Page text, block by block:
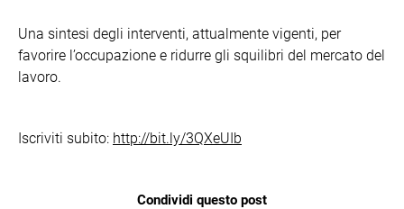
Una sintesi degli interventi, attualmente vigenti, per
favorire l’occupazione e ridurre gli squilibri del mercato del
lavoro.
Iscriviti subito: http://bit.ly/3QXeUIb
Condividi questo post